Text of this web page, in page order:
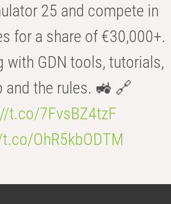
25 and compete in
for a share of €30,000+.
with GDN tools, tutorials,
and the rules. 🚜 🔗
t.co/7FvsBZ4tzF
OhR5kbODTM